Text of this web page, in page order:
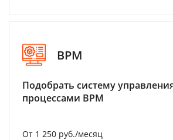
BPM
Подобрать систему
процессами BPM
От 1 250 руб./месяц